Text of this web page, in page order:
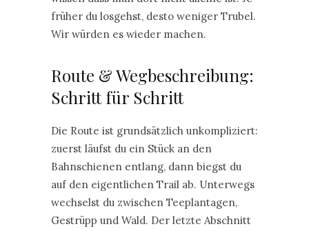
früher du losgehst, desto weniger Trubel.
Wir würden es wieder machen.
Route & Wegbeschreibung:
Schritt für Schritt
Die Route ist grundsätzlich unkompliziert:
zuerst läufst du ein Stück an den
Bahnschienen entlang, dann biegst du
auf den eigentlichen Trail ab. Unterwegs
wechselst du zwischen Teeplantagen,
Gestrüpp und Wald. Der letzte Abschnitt